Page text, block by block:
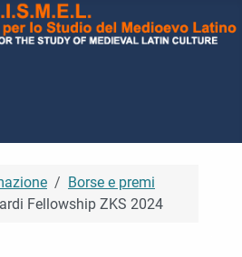
Borse e premi
Fellowship ZKS 2024